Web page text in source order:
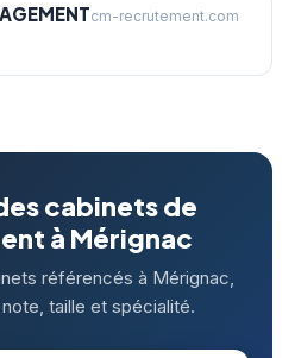
cm-recrutement.com
cabinets de
à Mérignac
référencés à Mérignac,
taille et spécialité.